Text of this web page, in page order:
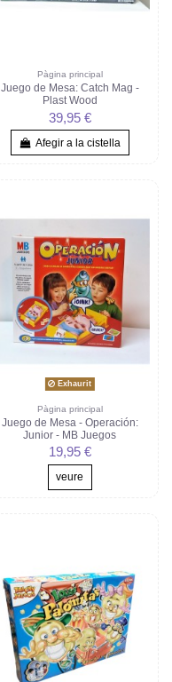
Pàgina principal
Juego de Mesa: Catch Mag -
Plast Wood
39,95 €
Afegir a la cistella
Exhaurit
Pàgina principal
Juego de Mesa - Operación:
Junior - MB Juegos
19,95 €
veure